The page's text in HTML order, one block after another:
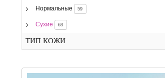
Нормальные 59
Сухие 63
ТИП КОЖИ